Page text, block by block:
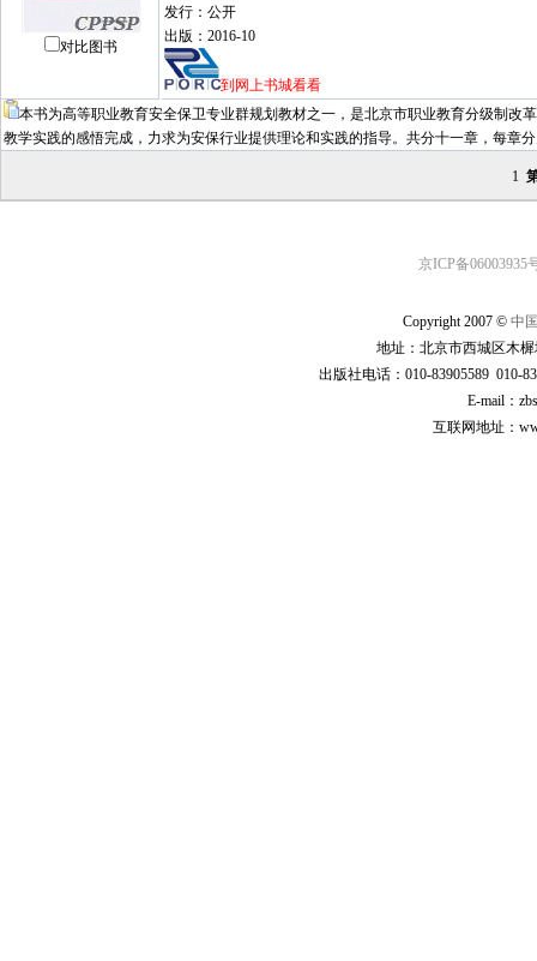
对比图书
发行：公开
出版：2016-10
到网上书城看看
本书为高等职业教育安全保卫专业群规划教材之一，是北京市职业教育分级制
教学实践的感悟完成，力求为安保行业提供理论和实践的指导。共分十一章，每章
1
京ICP备06003935
Copyright 2007 © 中
地址：北京市西城区木
出版社电话：010-83905589 010-
E-mail：
互联网地址：